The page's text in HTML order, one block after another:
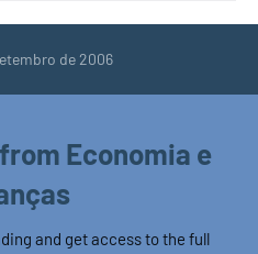
de 2006
Economia e
and get access to the full